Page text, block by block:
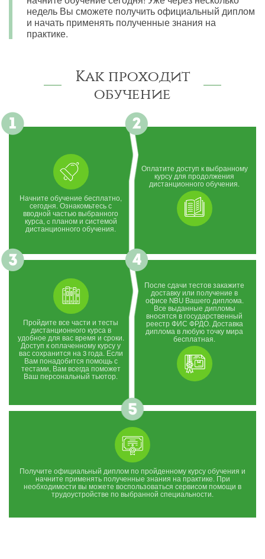
недель Вы сможете получить официальный диплом
и начать применять полученные знания на
практике.
Как проходит
обучение
Начните обучение бесплатно,
сегодня. Ознакомьтесь с
вводной частью выбранного
курса, c планом и системой
дистанционного обучения.
Оплатите доступ к выбранному
курсу для продолжения
дистанционного обучения.
Пройдите все части и тесты
дистанционного курса в
удобное для вас время и сроки.
Доступ к оплаченному курсу у
вас сохранится на 3 года. Если
Вам понадобится помощь с
тестами, Вам всегда поможет
Ваш персональный тьютор.
После сдачи тестов закажите
доставку или получение в
офисе NBU Вашего диплома.
Все выданные дипломы
вносятся в государственный
реестр ФИС ФРДО. Доставка
диплома в любую точку мира
бесплатная.
Получите официальный диплом по пройденному курсу обучения и
начните применять полученные знания на практике. При
необходимости вы можете воспользоваться сервисом помощи в
трудоустройстве по выбранной специальности.